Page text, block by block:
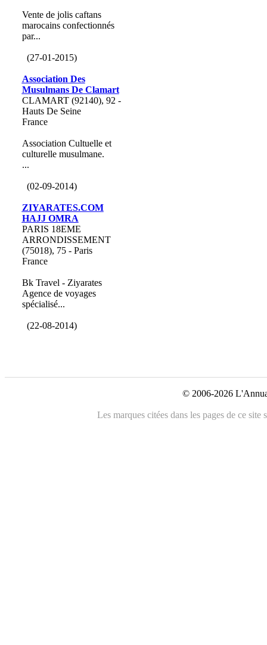
Vente de jolis caftans
marocains confectionnés
par...
(27-01-2015)
Association Des
Musulmans De Clamart
CLAMART (92140), 92 -
Hauts De Seine
France
Association Cultuelle et
culturelle musulmane.
...
(02-09-2014)
ZIYARATES.COM
HAJJ OMRA
PARIS 18EME
ARRONDISSEMENT
(75018), 75 - Paris
France
Bk Travel - Ziyarates
Agence de voyages
spécialisé...
(22-08-2014)
© 2006-2026
Les marques citées dans les pages de ce